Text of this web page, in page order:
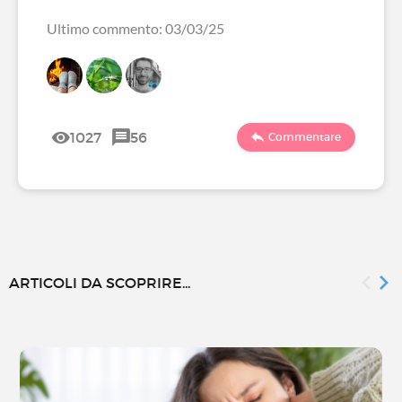
Ultimo commento: 03/03/25
1027 56 Commentare
ARTICOLI DA SCOPRIRE...